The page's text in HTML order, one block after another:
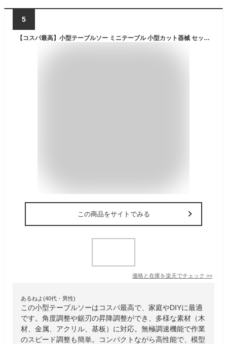
5
【コスパ最高】小型テーブルソー ミニテーブル 小型カット器械 セット 角度カット 丸鋸盤 無極調速 模型製作 金属/木材/基板/アクリル 鋸刃昇降調整可能 切断角度調整可能 家庭用 作業工具 電動工具 卓上 切断 DIY 切断機 カット
この商品をサイトでみる
価格と在庫を楽天でチェック >>
あるねよ(40代・男性)
この小型テーブルソーはコスパ最高で、家庭やDIYに最適
です。角度調整や鋸刃の昇降調整ができ、多様な素材（木
材、金属、アクリル、基板）に対応。無極調速機能で作業
のスピード調整も簡単。コンパクトながら高性能で、模型